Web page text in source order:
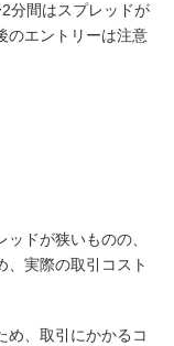
分間はスプレッドが
のエントリーは注意
ドが狭いものの、
、実際の取引コスト
め、取引にかかるコ